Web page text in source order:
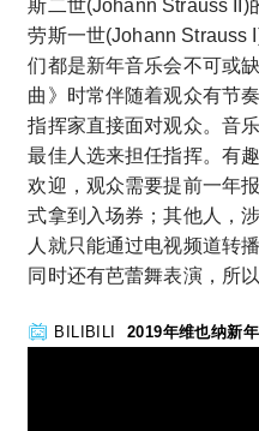
斯二世(Johann Strauss II)
劳斯一世(Johann Strauss
们都是新年音乐会不可或
曲》时常伴随着观众有节
指挥家直接面对观众。音
最佳人选来担任指挥。有
欢迎，观众需要提前一年
式拿到入场券；其他人，
人就只能通过电视频道转
同时还有芭蕾舞表演，所
BILIBILI 2019年维也纳新